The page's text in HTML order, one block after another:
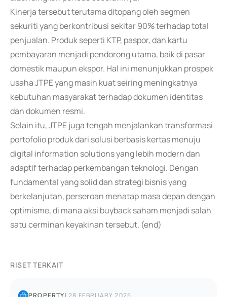
Kinerja tersebut terutama ditopang oleh segmen
sekuriti yang berkontribusi sekitar 90% terhadap total
penjualan. Produk seperti KTP, paspor, dan kartu
pembayaran menjadi pendorong utama, baik di pasar
domestik maupun ekspor. Hal ini menunjukkan prospek
usaha JTPE yang masih kuat seiring meningkatnya
kebutuhan masyarakat terhadap dokumen identitas
dan dokumen resmi.
Selain itu, JTPE juga tengah menjalankan transformasi
portofolio produk dari solusi berbasis kertas menuju
digital information solutions yang lebih modern dan
adaptif terhadap perkembangan teknologi. Dengan
fundamental yang solid dan strategi bisnis yang
berkelanjutan, perseroan menatap masa depan dengan
optimisme, di mana aksi buyback saham menjadi salah
satu cerminan keyakinan tersebut. (end)
RISET TERKAIT
PROPERTY|28 FEBRUARY 2025